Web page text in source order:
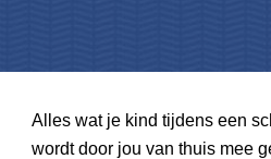
Alles wat je kind tijdens een
wordt door jou van thuis mee